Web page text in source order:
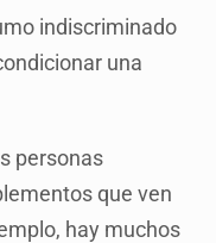
indiscriminado
una
personas
que ven
hay muchos